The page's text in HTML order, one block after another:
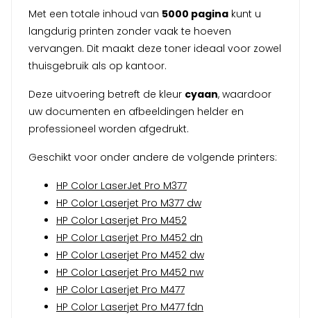
Met een totale inhoud van 5000 pagina kunt u
langdurig printen zonder vaak te hoeven
vervangen. Dit maakt deze toner ideaal voor zowel
thuisgebruik als op kantoor.
Deze uitvoering betreft de kleur cyaan, waardoor
uw documenten en afbeeldingen helder en
professioneel worden afgedrukt.
Geschikt voor onder andere de volgende printers:
HP Color LaserJet Pro M377
HP Color Laserjet Pro M377 dw
HP Color Laserjet Pro M452
HP Color Laserjet Pro M452 dn
HP Color Laserjet Pro M452 dw
HP Color Laserjet Pro M452 nw
HP Color Laserjet Pro M477
HP Color Laserjet Pro M477 fdn